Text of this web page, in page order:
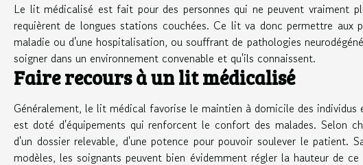
Le lit médicalisé est fait pour des personnes qui ne peuvent vraiment
requièrent de longues stations couchées. Ce lit va donc permettre aux
maladie ou d'une hospitalisation, ou souffrant de pathologies
soigner dans un environnement convenable et qu'ils connaissent.
Faire recours à un lit médicalisé
Généralement, le lit médical favorise le maintien à domicile des individus
est doté d'équipements qui renforcent le confort des malades. Selon
d'un dossier relevable, d'une potence pour pouvoir soulever le patient.
modèles, les soignants peuvent bien évidemment régler la hauteur de